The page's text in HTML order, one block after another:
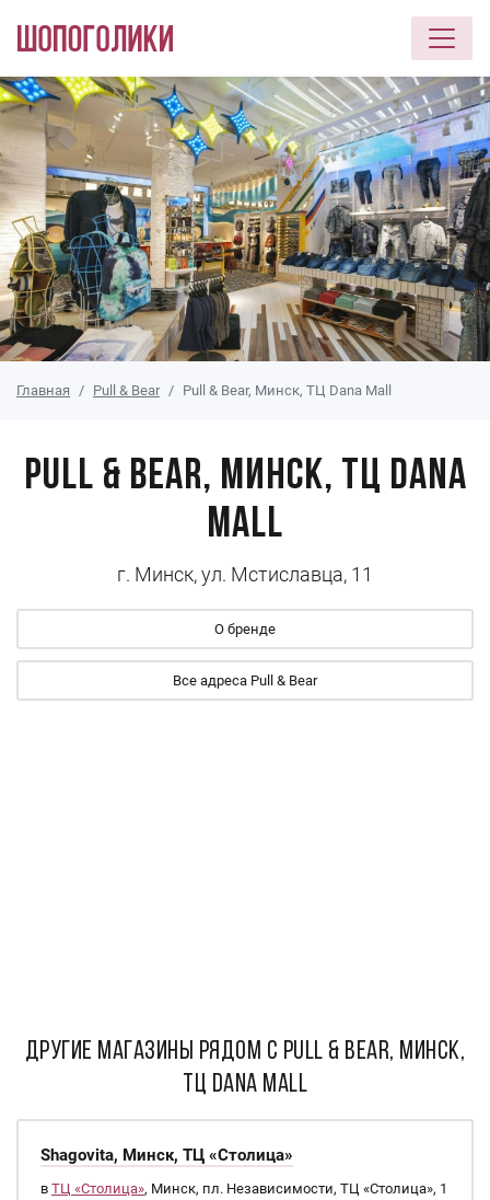
Перейти к основному содержанию
Главная Pull & Bear Pull & Bear, Минск, ТЦ Dana Mall
Pull & Bear, Минск, ТЦ Dana
Mall
г. Минск, ул. Мстиславца, 11
О бренде
Все адреса Pull & Bear
ДРУГИЕ МАГАЗИНЫ РЯДОМ С Pull & Bear, Минск,
ТЦ Dana Mall
Shagovita, Минск, ТЦ «Столица»
в ТЦ «Столица», Минск, пл. Независимости, ТЦ «Столица», 1